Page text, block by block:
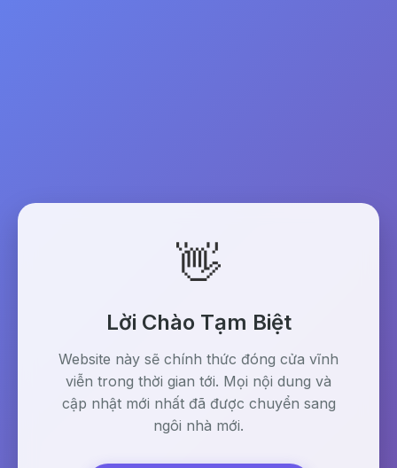
👋
Lời Chào Tạm Biệt
Website này sẽ chính thức đóng cửa vĩnh
viễn trong thời gian tới. Mọi nội dung và
cập nhật mới nhất đã được chuyển sang
ngôi nhà mới.